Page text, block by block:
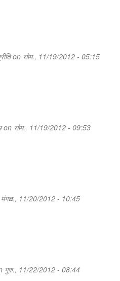
on सोम., 11/19/2012 - 05:15
on सोम., 11/19/2012 - 09:53
11/20/2012 - 10:45
गुरु., 11/22/2012 - 08:44